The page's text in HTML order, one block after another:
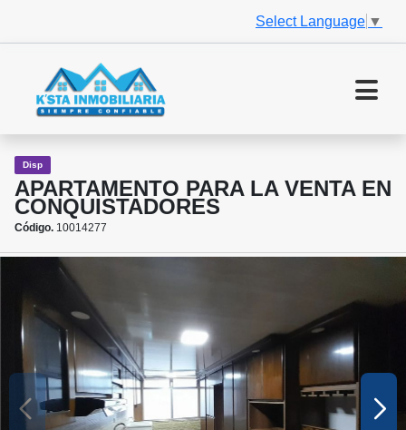
Select Language ▼
Disp
APARTAMENTO PARA LA VENTA EN
CONQUISTADORES
Código. 10014277